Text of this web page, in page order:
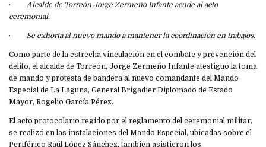
· Alcalde de Torreón Jorge Zermeño Infante acude al acto
ceremonial.
· Se exhorta al nuevo mando a mantener la coordinación en trabajos.
Como parte de la estrecha vinculación en el combate y prevención del
delito, el alcalde de Torreón, Jorge Zermeño Infante atestiguó la toma
de mando y protesta de bandera al nuevo comandante del Mando
Especial de La Laguna, General Brigadier Diplomado de Estado
Mayor, Rogelio García Pérez.
El acto protocolario regido por el reglamento del ceremonial militar,
se realizó en las instalaciones del Mando Especial, ubicadas sobre el
Periférico Raúl López Sánchez, también asistieron los